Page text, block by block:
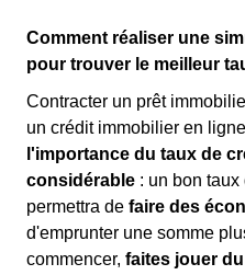
Comment réaliser une
pour trouver le meilleur
Contracter un prêt
un crédit immobilier en
l'importance du taux de
considérable : un bon
permettra de faire des
d'emprunter une somme
commencer, faites jouer